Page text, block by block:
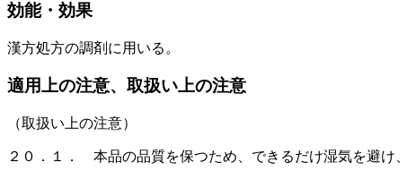
効能・効果
漢方処方の調剤に用いる。
適用上の注意、取扱い上の注意
（取扱い上の注意）
２０．１． 本品の品質を保つため、できるだけ湿気を避け